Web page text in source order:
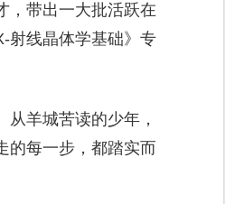
，带出一大批活跃在
射线晶体学基础》专
羊城苦读的少年，
的每一步，都踏实而